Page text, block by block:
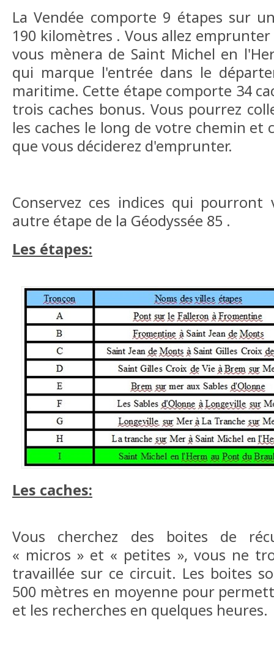
La Vendée comporte 9 étapes sur
190 kilomètres . Vous allez
vous mènera de Saint Michel en
qui marque l'entrée dans le
maritime. Cette étape comporte 34
trois caches bonus. Vous pourrez
les caches le long de votre chemin et
que vous déciderez d'emprunter.
Conservez ces indices qui
autre étape de la Géodyssée 85 .
Les étapes:
Les caches:
Vous cherchez des boites de
« micros » et « petites », vous ne
travaillée sur ce circuit. Les boites
500 mètres en moyenne pour
et les recherches en quelques heures.